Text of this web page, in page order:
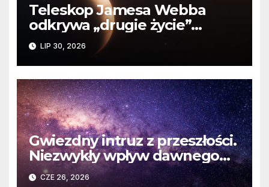
Teleskop Jamesa Webba
odkrywa „drugie życie”
planety krążącej wokół
martwej gwiazdy
LIP 30, 2026
Gwiezdny intruz z przeszłości.
Niezwykły wpływ dawnego
spotkania na komety Układu
CZE 26, 2026